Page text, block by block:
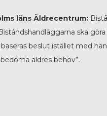
läns Äldrecentrum:
ska
beslut istället med
äldres behov”.